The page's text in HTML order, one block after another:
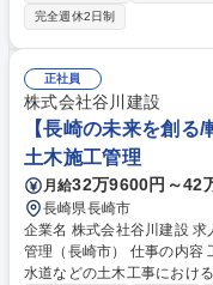
人1現場を徹底し無理な掛け持ちなど
の打合せ・工程調整■実行
施工図面の確認・チェック
品質管理・原価管理■協力
成もお任せする予定です ※
0～15階建てRC造メイン
サポート体制が手厚い環境！ 募集職種 ベテラン歓迎【京都/建築施
理】定年後も経験を活かし
完全週休2日制
正社員
株式会社谷川建設
【長崎の未来を創る
土木施工管理
月給32万9600円～42
長崎県長崎市
企業名 株式会社谷川建設 求人名 【長崎の未来を創る/転勤なし】土木施工
管理（長崎市） 仕事の内容 工務本部の土木部門にて、道路や造成、上下
水道などの土木工事におけ